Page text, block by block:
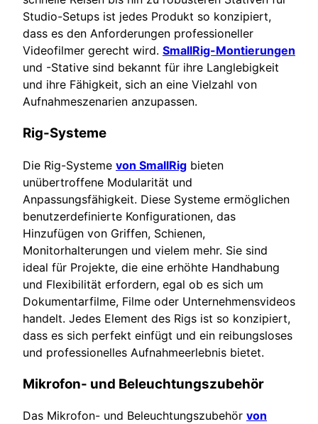
Studio-Setups ist jedes Produkt so konzipiert,
dass es den Anforderungen professioneller
Videofilmer gerecht wird. SmallRig-Montierungen
und -Stative sind bekannt für ihre Langlebigkeit
und ihre Fähigkeit, sich an eine Vielzahl von
Aufnahmeszenarien anzupassen.
Rig-Systeme
Die Rig-Systeme von SmallRig bieten
unübertroffene Modularität und
Anpassungsfähigkeit. Diese Systeme ermöglichen
benutzerdefinierte Konfigurationen, das
Hinzufügen von Griffen, Schienen,
Monitorhalterungen und vielem mehr. Sie sind
ideal für Projekte, die eine erhöhte Handhabung
und Flexibilität erfordern, egal ob es sich um
Dokumentarfilme, Filme oder Unternehmensvideos
handelt. Jedes Element des Rigs ist so konzipiert,
dass es sich perfekt einfügt und ein reibungsloses
und professionelles Aufnahmeerlebnis bietet.
Mikrofon- und Beleuchtungszubehör
Das Mikrofon- und Beleuchtungszubehör von